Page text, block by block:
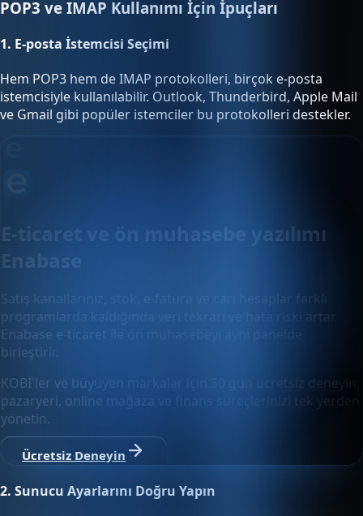
POP3 ve IMAP Kullanımı İçin İpuçları
1. E-posta İstemcisi Seçimi
Hem POP3 hem de IMAP protokolleri, birçok e-posta
istemcisiyle kullanılabilir. Outlook, Thunderbird, Apple Mail
ve Gmail gibi popüler istemciler bu protokolleri destekler.
E-ticaret ve ön muhasebe yazılımı
Enabase
Satış kanallarınız, stok, e-fatura ve cari hesaplar farklı
programlarda kaldığında veri tekrarı ve hata riski artar.
Enabase e-ticaret ile ön muhasebeyi aynı panelde
birleştirir.
KOBİ'ler ve büyüyen markalar için 30 gün ücretsiz deneyin;
pazaryeri, online mağaza ve finans süreçlerinizi tek yerden
yönetin.
Ücretsiz Deneyin
2. Sunucu Ayarlarını Doğru Yapın